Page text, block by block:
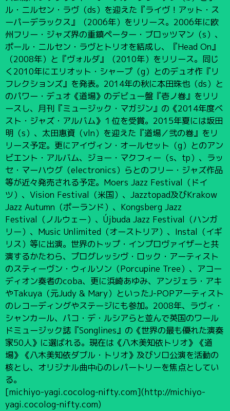
ル・ニルセン・ラヴ（ds）を迎えた『ライヴ！アット・ス
ーパーデラックス』（2006年）をリリース。2006年に欧
州フリー・ジャズ界の重鎮ペーター・ブロッツマン（s）、
ポール・ニルセン・ラヴとトリオを結成し、『Head On』
（2008年）と『ヴォルダ』（2010年）をリリース。同じ
く2010年にエリオット・シャープ（g）とのデュオ作『リ
フレクションズ』を発表。2014年の秋に本田珠也（ds）と
のパワー・デュオ《道場》のデビュー盤『壱ノ巻』をリリ
ースし、月刊『ミュージック・マガジン』の《2014年度ベ
スト・ジャズ・アルバム》１位を受賞。2015年夏には坂田
明（s）、太田惠資（vln）を迎えた『道場／弐の巻』をリ
リース予定。更にアイヴィン・オールセット（g）とのアン
ビエント・アルバム、ジョー・マクフィー（s、tp）、ラッ
セ・マーハウグ（electronics）らとのフリー・ジャズ作品
等が近々発売される予定。Moers Jazz Festival（ドイ
ツ）、Vision Festival（米国）、Jazztopad及びKrakow
Jazz Autumn（ポーランド）、Kongsberg Jazz
Festival（ノルウェー）、Újbuda Jazz Festival（ハンガ
リー）、Music Unlimited（オーストリア）、Instal（イギ
リス）等に出演。世界のトップ・インプロヴァイザーと共
演するかたわら、プログレッシヴ・ロック・アーティスト
のスティーヴン・ウィルソン（Porcupine Tree）、アコー
ディオン奏者のcoba、更に浜崎あゆみ、アンジェラ・アキ
やTakuya（元Judy & Mary）といったJ-POPアーティスト
のレコーディングやステージにも参加。2008年、ラヴィ・
シャンカール、パコ・デ・ルシアらと並んで英国のワール
ドミュージック誌『Songlines』の《世界の最も優れた演奏
家50人》に選ばれる。現在は《八木美知依トリオ》《道
場》《八木美知依ダブル・トリオ》及びソロ公演を活動の
核とし、オリジナル曲中心のレパートリーを焦点としてい
る。
[michiyo-yagi.cocolog-nifty.com](http://michiyo-
yagi.cocolog-nifty.com)